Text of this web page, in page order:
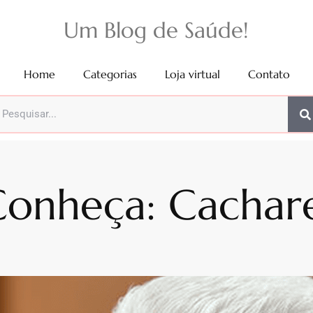
Um Blog de Saúde!
Home Categorias Loja virtual Contato